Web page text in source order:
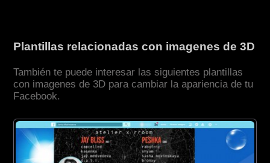
Plantillas relacionadas con imagenes de 3D
También te puede interesar las siguientes plantillas
con imagenes de 3D para cambiar la apariencia de tu
Facebook.